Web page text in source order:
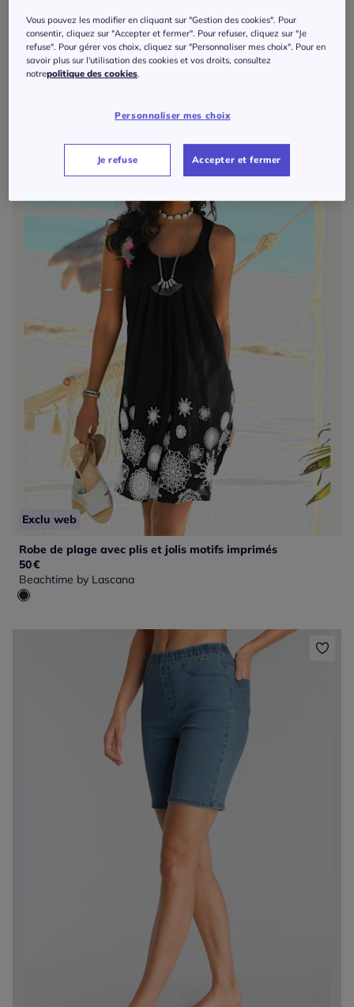
à partir de 40€
Beachtime by Lascana
Exclu web
Robe de plage avec plis et jolis motifs imprimés
50€
Beachtime by Lascana
Vous pouvez les modifier en cliquant sur "Gestion des cookies". Pour
consentir, cliquez sur "Accepter et fermer". Pour refuser, cliquez sur "Je
refuse". Pour gérer vos choix, cliquez sur "Personnaliser mes choix". Pour en
savoir plus sur l'utilisation des cookies et vos droits, consultez
notrepolitique des cookies.
Personnaliser mes choix
Je refuse Accepter et fermer